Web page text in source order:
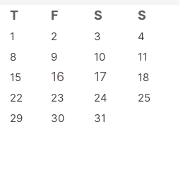
T F S S
1 2 3
4
8 9 10
11
15 16 17
18
22 23 24
25
29 30 31